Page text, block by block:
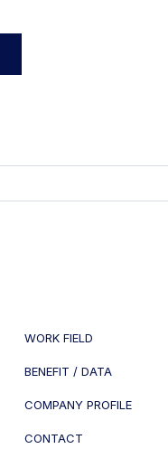
WORK FIELD
BENEFIT / DATA
COMPANY PROFILE
CONTACT